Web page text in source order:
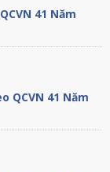
41 Năm
QCVN 41 Năm